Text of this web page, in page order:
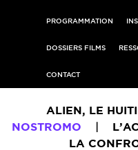
PROGRAMMATION
DOSSIERS FILMS
CONTACT
ALIEN, LE
NOSTROMO
|
LA